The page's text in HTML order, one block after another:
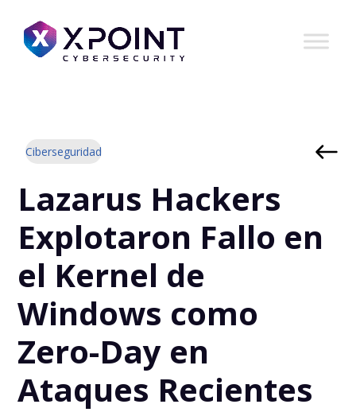
Ciberseguridad
Lazarus Hackers
Explotaron Fallo en
el Kernel de
Windows como
Zero-Day en
Ataques Recientes